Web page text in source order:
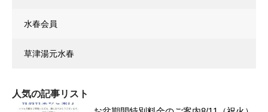
水春会員
草津湯元水春
人気の記事リスト